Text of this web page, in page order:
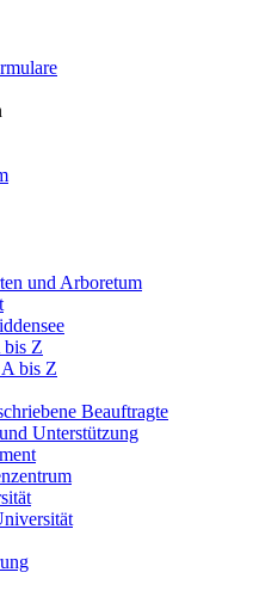
und Arboretum
bis Z
bis Z
Beauftragte
Unterstützung